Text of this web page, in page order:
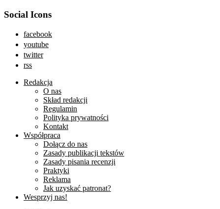
Social Icons
facebook
youtube
twitter
rss
Redakcja
O nas
Skład redakcji
Regulamin
Polityka prywatności
Kontakt
Współpraca
Dołącz do nas
Zasady publikacji tekstów
Zasady pisania recenzji
Praktyki
Reklama
Jak uzyskać patronat?
Wesprzyj nas!